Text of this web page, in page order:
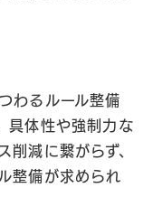
わるルール整備
具体性や強制力な
削減に繋がらず、
整備が求められ